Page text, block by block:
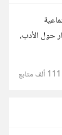
حول الأدب،
111 ألف متابع